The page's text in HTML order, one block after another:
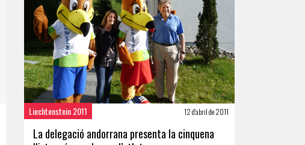
Liechtenstein 2011 12 d'abril de 2011
La delegació andorrana presenta la cinquena